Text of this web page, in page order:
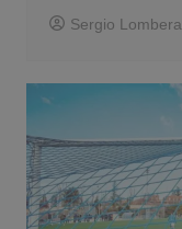
Sergio Lombera